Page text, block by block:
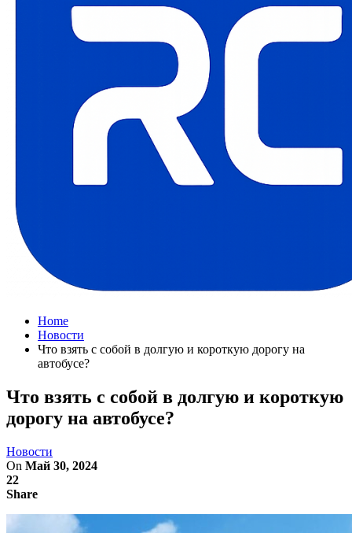
Home
Новости
Что взять с собой в долгую и короткую дорогу на
автобусе?
Что взять с собой в долгую и короткую
дорогу на автобусе?
Новости
On Май 30, 2024
22
Share